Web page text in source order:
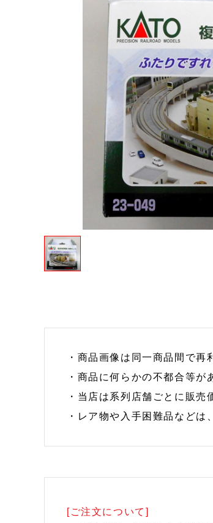
・商品画像は同一商品間で再
・商品に何らかの不都合等が
・当店は系列店舗ごとに販
・レア物や入手困難品など
[ご注文について]